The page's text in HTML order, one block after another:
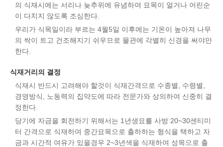
의 식재시에는 서리나 늦추위에 유념하여 묘목이 얼거나 어린순
이 다치지 않도록 조심한다.
우리가 식목일이라 부르는 4월5일 이후에는 기온이 높아져 나무
의 싹이 트고 건조해지기 쉬우므로 물관에 각별히 신경을 써야만
한다.
식재거리의 결정
식재시 반드시 고려해야 할것이 식재간격으로 수종별, 수령별,
경영방식, 노동력의 집약도에 따라 전문가와 상의하여 신중히 결
정한다.
당기에 자금을 회전하기 위해서는 1년생묘를 사방 20~30센티미
터 간격으로 식재하여 중간묘목으로 출하하는 형식을 택하고 자
금과 시간적 여유가 있을경우 2~3년색을 식재하여 성목으로 출